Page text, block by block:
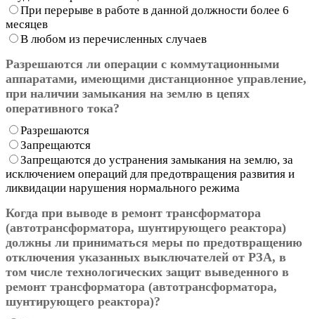
При перерыве в работе в данной должности более 6
месяцев
В любом из перечисленных случаев
Разрешаются ли операции с коммутационными
аппаратами, имеющими дистанционное управление,
при наличии замыкания на землю в цепях
оперативного тока?
Разрешаются
Запрещаются
Запрещаются до устранения замыкания на землю, за
исключением операций для предотвращения развития и
ликвидации нарушения нормального режима
Когда при выводе в ремонт трансформатора
(автотрансформатора, шунтирующего реактора)
должны ли приниматься меры по предотвращению
отключения указанных выключателей от РЗА, в
том числе технологических защит выведенного в
ремонт трансформатора (автотрансформатора,
шунтирующего реактора)?